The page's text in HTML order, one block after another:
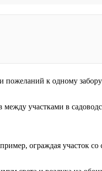
пожеланий к одному
участками в
ограждая участок